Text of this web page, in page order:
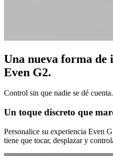
Una nueva forma de
Even G2.
Control sin que nadie se dé cuenta.
Un toque discreto que
Personalice su experiencia Even
tiene que tocar, desplazar y